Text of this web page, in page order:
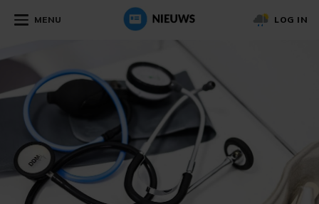
MENU LOG IN